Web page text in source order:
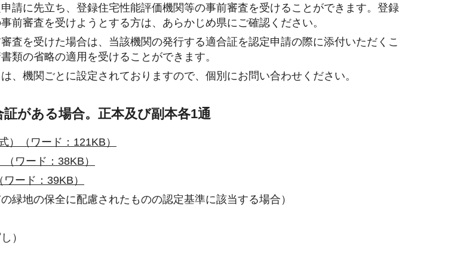
請に先立ち、登録住宅性能評価機関等の事前審査を受けることができます。登録
前審査を受けようとする方は、あらかじめ県にご確認ください。
査を受けた場合は、当該機関の発行する適合証を認定申請の際に添付いただくこ
類の省略の適用を受けることができます。
、機関ごとに設定されておりますので、個別にお問い合わせください。
証がある場合。正本及び副本各1通
）（ワード：121KB）
ワード：38KB）
ード：39KB）
緑地の保全に配慮されたものの認定基準に該当する場合）
）